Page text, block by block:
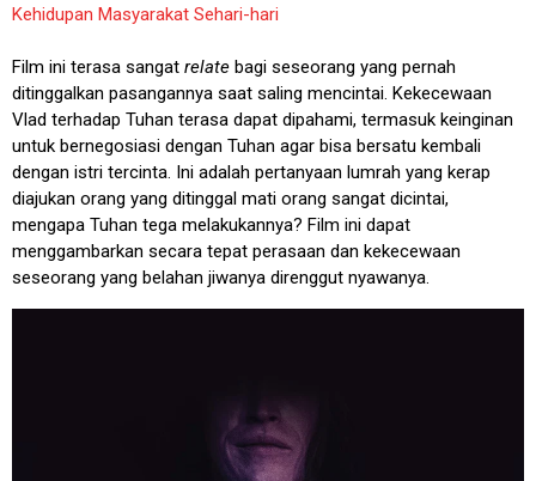
Kehidupan Masyarakat Sehari-hari
Film ini terasa sangat relate bagi seseorang yang pernah
ditinggalkan pasangannya saat saling mencintai. Kekecewaan
Vlad terhadap Tuhan terasa dapat dipahami, termasuk keinginan
untuk bernegosiasi dengan Tuhan agar bisa bersatu kembali
dengan istri tercinta. Ini adalah pertanyaan lumrah yang kerap
diajukan orang yang ditinggal mati orang sangat dicintai,
mengapa Tuhan tega melakukannya? Film ini dapat
menggambarkan secara tepat perasaan dan kekecewaan
seseorang yang belahan jiwanya direnggut nyawanya.